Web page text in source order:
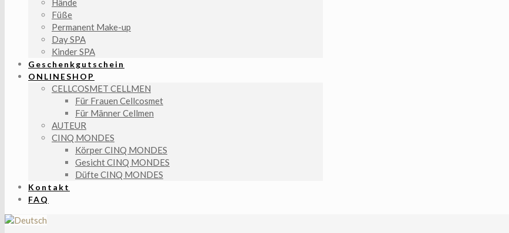
Hände
Füße
Permanent Make-up
Day SPA
Kinder SPA
Geschenkgutschein
ONLINESHOP
CELLCOSMET CELLMEN
Für Frauen Cellcosmet
Für Männer Cellmen
AUTEUR
CINQ MONDES
Körper CINQ MONDES
Gesicht CINQ MONDES
Düfte CINQ MONDES
Kontakt
FAQ